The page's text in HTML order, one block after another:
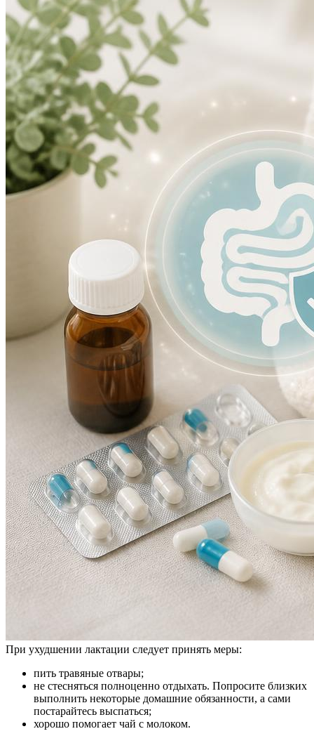
При ухудшении лактации следует принять меры:
пить травяные отвары;
не стесняться полноценно отдыхать. Попросите близких
выполнить некоторые домашние обязанности, а сами
постарайтесь выспаться;
хорошо помогает чай с молоком.